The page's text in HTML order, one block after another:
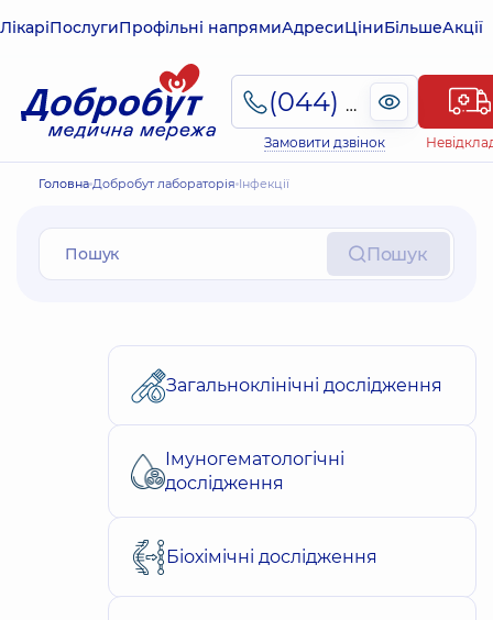
ЛікаріПослугиПрофільні напрямиАдресиЦіниБільшеАкції
(044) 495-2-888
Замовити дзвінок
Головна Добробут лабораторія Інфекції
Пошук
Загальноклінічні дослідження
Імуногематологічні
дослідження
Біохімічні дослідження